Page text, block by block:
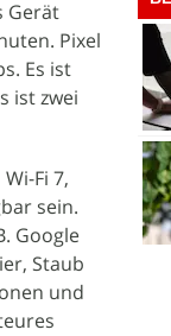
Gerät
Pixel
Es ist
ist zwei
Fi 7,
sein.
Google
Staub
und